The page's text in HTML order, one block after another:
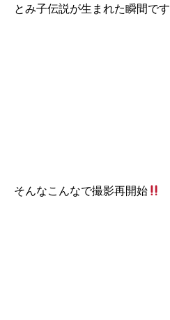
とみ子伝説が生まれた瞬間です
そんなこんなで撮影再開始